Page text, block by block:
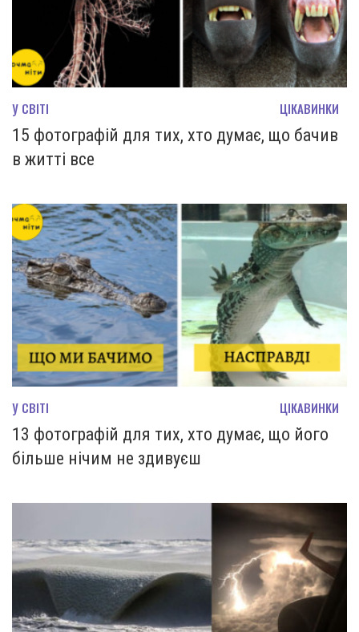
У СВІТІ ЦІКАВИНКИ
15 фотографій для тих, хто думає, що бачив
в житті все
У СВІТІ ЦІКАВИНКИ
13 фотографій для тих, хто думає, що його
більше нічим не здивуєш